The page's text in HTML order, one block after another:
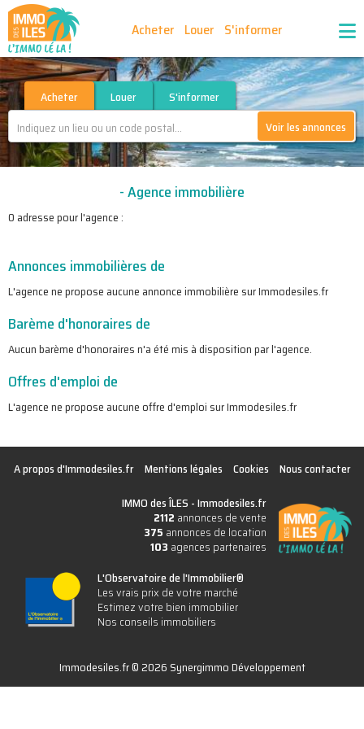
Acheter Louer S'informer
Publiez vos annonces Nos agences partenaires
Nos outils Ma sélection d'annonces
Recrutement Partenaires
Acheter Louer
S'informer
Voir les annonces
- Agence immobilière
0 adresse pour l'agence :
Annonces immobilières de
L'agence ne propose aucune annonce immobilière sur Immodesiles.fr
Barème d'honoraires de
Aucun barème d'honoraires n'a été mis à disposition par l'agence.
Offres d'emploi de
L'agence ne propose aucune offre d'emploi sur Immodesiles.fr
A propos d'Immodesiles.fr Mentions légales Cookies
Nous contacter
IMMO des ÎLES -Immodesiles.fr
2112 annonces de vente
375 annonces de location
103 agences partenaires
L'Observatoire de l'Immobilier®
Les vrais prix de votre marché
Estimez votre bien immobilier
Nos conseils immobiliers
Immodesiles.fr © 2026 Synergimmo Développement